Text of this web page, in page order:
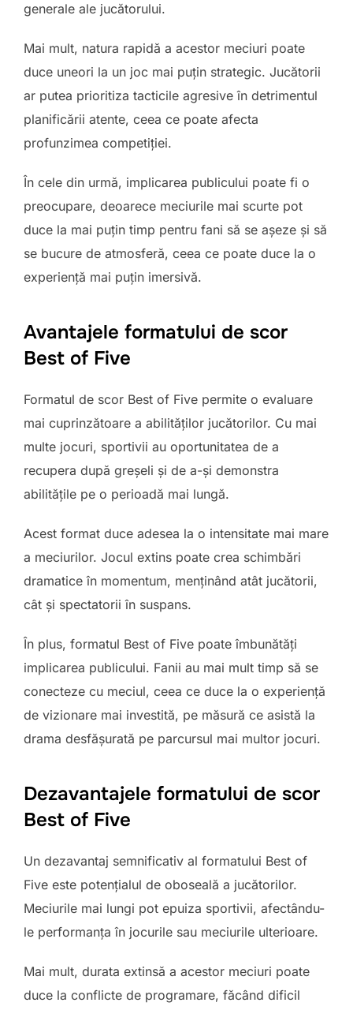
generale ale jucătorului.
Mai mult, natura rapidă a acestor meciuri poate
duce uneori la un joc mai puțin strategic. Jucătorii
ar putea prioritiza tacticile agresive în detrimentul
planificării atente, ceea ce poate afecta
profunzimea competiției.
În cele din urmă, implicarea publicului poate fi o
preocupare, deoarece meciurile mai scurte pot
duce la mai puțin timp pentru fani să se așeze și să
se bucure de atmosferă, ceea ce poate duce la o
experiență mai puțin imersivă.
Avantajele formatului de scor
Best of Five
Formatul de scor Best of Five permite o evaluare
mai cuprinzătoare a abilităților jucătorilor. Cu mai
multe jocuri, sportivii au oportunitatea de a
recupera după greșeli și de a-și demonstra
abilitățile pe o perioadă mai lungă.
Acest format duce adesea la o intensitate mai mare
a meciurilor. Jocul extins poate crea schimbări
dramatice în momentum, menținând atât jucătorii,
cât și spectatorii în suspans.
În plus, formatul Best of Five poate îmbunătăți
implicarea publicului. Fanii au mai mult timp să se
conecteze cu meciul, ceea ce duce la o experiență
de vizionare mai investită, pe măsură ce asistă la
drama desfășurată pe parcursul mai multor jocuri.
Dezavantajele formatului de scor
Best of Five
Un dezavantaj semnificativ al formatului Best of
Five este potențialul de oboseală a jucătorilor.
Meciurile mai lungi pot epuiza sportivii, afectându-
le performanța în jocurile sau meciurile ulterioare.
Mai mult, durata extinsă a acestor meciuri poate
duce la conflicte de programare, făcând dificil